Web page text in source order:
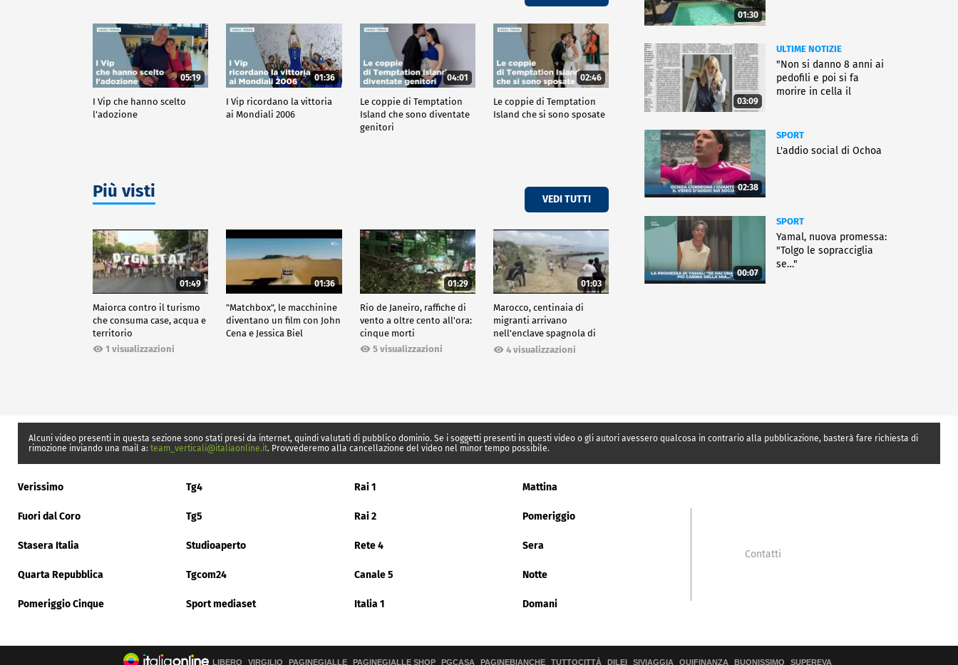
05:19
I Vip che hanno scelto
l'adozione
01:36
I Vip ricordano la vittoria
ai Mondiali 2006
04:01
Le coppie di Temptation
Island che sono diventate
genitori
02:46
Le coppie di Temptation
Island che si sono sposate
Più visti VEDI TUTTI
01:49
Maiorca contro il turismo
che consuma case, acqua e
territorio
1 visualizzazioni
01:36
"Matchbox", le macchinine
diventano un film con John
Cena e Jessica Biel
01:29
Rio de Janeiro, raffiche di
vento a oltre cento all'ora:
cinque morti
5 visualizzazioni
01:03
Marocco, centinaia di
migranti arrivano
nell'enclave spagnola di
Ceuta4 visualizzazioni
01:30
03:09
ULTIME NOTIZIE
"Non si danno 8 anni ai
pedofili e poi si fa
morire in cella il
02:38
SPORT
L'addio social di Ochoa
00:07
SPORT
Yamal, nuova promessa:
"Tolgo le sopracciglia
se…"
Alcuni video presenti in questa sezione sono stati presi da internet, quindi valutati di pubblico dominio. Se i soggetti presenti in questi video o gli autori avessero qualcosa in contrario alla pubblicazione, basterà fare richiesta di
rimozione inviando una mail a: team_verticali@italiaonline.it. Provvederemo alla cancellazione del video nel minor tempo possibile.
Verissimo Tg4 Rai 1 Mattina
Fuori dal Coro Tg5 Rai 2 Pomeriggio
Stasera Italia Studioaperto Rete 4 Sera
Quarta Repubblica Tgcom24 Canale 5 Notte
Pomeriggio Cinque Sport mediaset Italia 1 Domani
Contatti
LIBERO VIRGILIO PAGINEGIALLE PAGINEGIALLE SHOP PGCASA PAGINEBIANCHE TUTTOCITTÀ DILEI SIVIAGGIA QUIFINANZA BUONISSIMO SUPEREVA